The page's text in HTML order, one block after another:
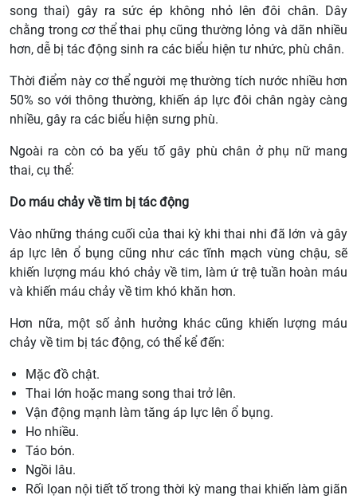
song thai) gây ra sức ép không nhỏ lên đôi chân. Dây
chằng trong cơ thể thai phụ cũng thường lỏng và dãn nhiều
hơn, dễ bị tác động sinh ra các biểu hiện tư nhức, phù chân.
Thời điểm này cơ thể người mẹ thường tích nước nhiều hơn
50% so với thông thường, khiến áp lực đôi chân ngày càng
nhiều, gây ra các biểu hiện sưng phù.
Ngoài ra còn có ba yếu tố gây phù chân ở phụ nữ mang
thai, cụ thể:
Do máu chảy về tim bị tác động
Vào những tháng cuối của thai kỳ khi thai nhi đã lớn và gây
áp lực lên ổ bụng cũng như các tĩnh mạch vùng chậu, sẽ
khiến lượng máu khó chảy về tim, làm ứ trệ tuần hoàn máu
và khiến máu chảy về tim khó khăn hơn.
Hơn nữa, một số ảnh hưởng khác cũng khiến lượng máu
chảy về tim bị tác động, có thể kể đến:
Mặc đồ chật.
Thai lớn hoặc mang song thai trở lên.
Vận động mạnh làm tăng áp lực lên ổ bụng.
Ho nhiều.
Táo bón.
Ngồi lâu.
Rối lọan nội tiết tố trong thời kỳ mang thai khiến làm giãn